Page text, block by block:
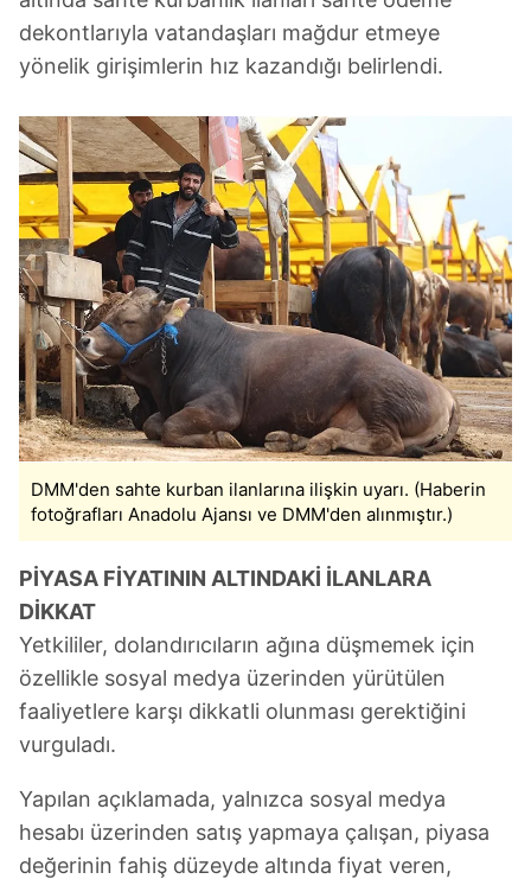
dekontlarıyla vatandaşları mağdur etmeye
yönelik girişimlerin hız kazandığı belirlendi.
DMM'den sahte kurban ilanlarına ilişkin uyarı. (Haberin
fotoğrafları Anadolu Ajansı ve DMM'den alınmıştır.)
PİYASA FİYATININ ALTINDAKİ İLANLARA
DİKKAT
Yetkililer, dolandırıcıların ağına düşmemek için
özellikle sosyal medya üzerinden yürütülen
faaliyetlere karşı dikkatli olunması gerektiğini
vurguladı.
Yapılan açıklamada, yalnızca sosyal medya
hesabı üzerinden satış yapmaya çalışan, piyasa
değerinin fahiş düzeyde altında fiyat veren,